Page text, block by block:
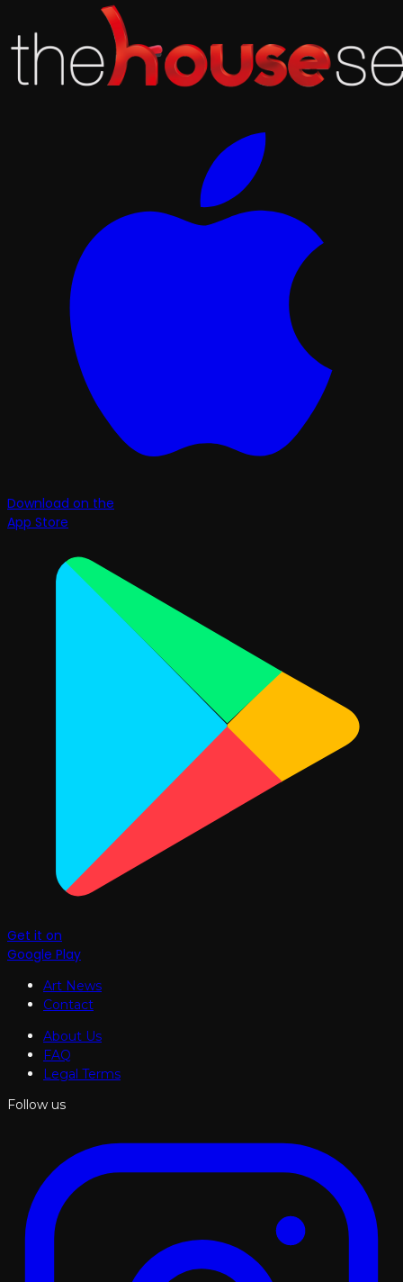
Download on the
App Store
Get it on
Google Play
Art News
Contact
About Us
FAQ
Legal Terms
Follow us